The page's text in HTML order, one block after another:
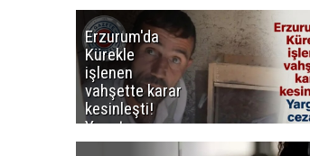
Erzurum'da
Kürekle
işlenen
vahşette karar
kesinleşti!
Yargıtay
cezaları onadı